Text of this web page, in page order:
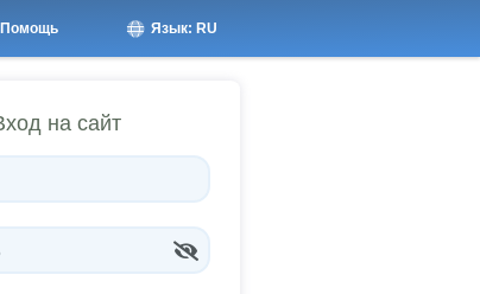
Язык: RU
Помощь
на сайт